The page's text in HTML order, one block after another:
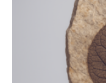
unbekannten
peroxisomalen
Saccharomyces
Funktionsfähigkeit
Studie wurde am